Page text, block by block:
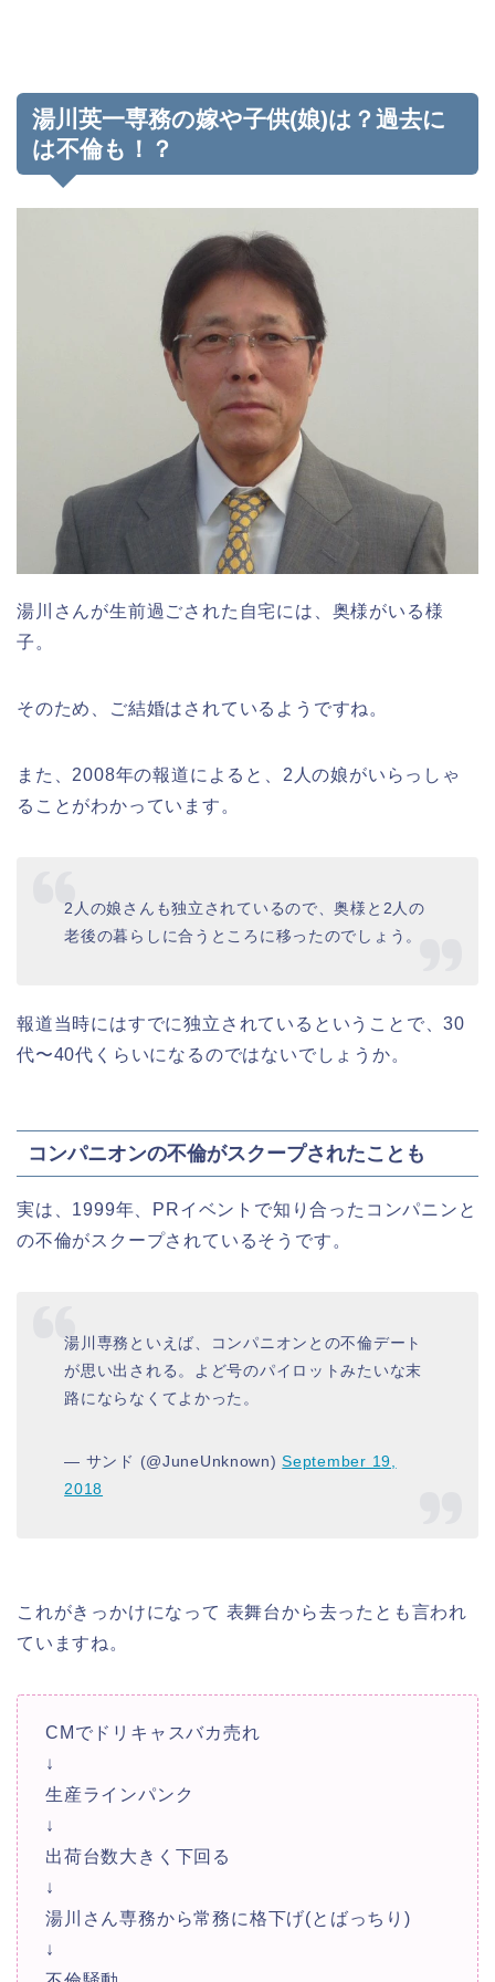
湯川英一専務の嫁や子供(娘)は？過去に
は不倫も！？
湯川さんが生前過ごされた自宅には、奥様がいる様
子。
そのため、ご結婚はされているようですね。
また、2008年の報道によると、2人の娘がいらっしゃ
ることがわかっています。
2人の娘さんも独立されているので、奥様と2人の
老後の暮らしに合うところに移ったのでしょう。
報道当時にはすでに独立されているということで、30
代〜40代くらいになるのではないでしょうか。
コンパニオンの不倫がスクープされたことも
実は、1999年、PRイベントで知り合ったコンパニンと
の不倫がスクープされているそうです。
湯川専務といえば、コンパニオンとの不倫デート
が思い出される。よど号のパイロットみたいな末
路にならなくてよかった。
— サンド (@JuneUnknown)September 19,
2018
これがきっかけになって 表舞台から去ったとも言われ
ていますね。
CMでドリキャスバカ売れ
↓
生産ラインパンク
↓
出荷台数大きく下回る
↓
湯川さん専務から常務に格下げ(とばっちり)
↓